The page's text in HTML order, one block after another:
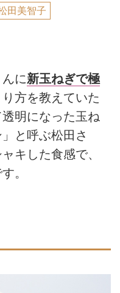
田美智子
に新玉ねぎで極
方を教えていた
明になった玉ね
と呼ぶ松田さ
キした食感で、
。